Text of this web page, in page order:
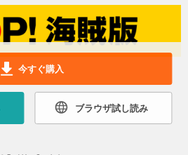
今すぐ購入
ブラウザ試し読み